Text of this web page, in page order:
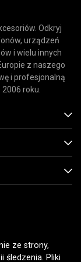
C
parametry
Odkryj
urządzeń
i wielu innych
z naszego
i profesjonalną
2006 roku.
ze strony,
śledzenia. Pliki